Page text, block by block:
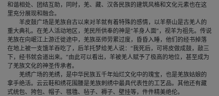
和谐相处、团结互助，同时，羌、藏、汉各民族的建筑风格和文化元素也在这
里充分展现和融合。
羊皮鼓广场是羌族自古以来对羊就有着特殊的感情，以羊祭山是古羌人的
重大典礼。在羌人活动地区，羌民所供奉的神是“羊身人面”，视羊为祖先。传说
羌族在向岷江上游迁徙途中，羌族巫师劳累过度，昏昏入睡，他们的经书掉落
在地上被一支饿羊吞吃了，后羊托梦给羌人说：“我死后，可将皮做成鼓，敲三
下，经书就会道出来。”由此可以看出，羊被羌人赋予了极高的地位，甚至成为
了羌族文化的神圣传承者。
羌绣广场的羌绣，是中华民族五千年灿烂文化中的瑰宝，也是羌族姑娘的
拿手绝活。云云鞋和绣花围腰是羌族刺绣中最具代表性的工艺品。其他还有藏
式统包、挎包、帽子、氆氇、毡子、褥子、壁挂等，件件精美绝伦。